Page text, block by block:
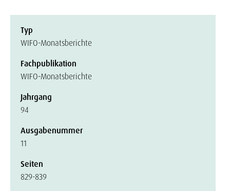
Typ
WIFO-Monatsberichte
Fachpublikation
WIFO-Monatsberichte
Jahrgang
94
Ausgabenummer
11
Seiten
829-839